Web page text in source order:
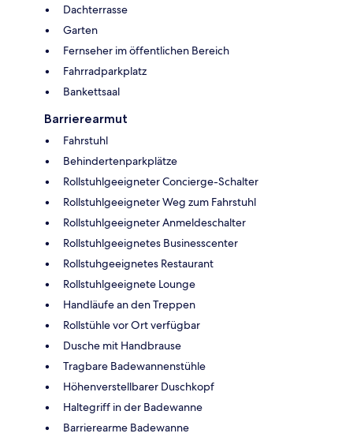
Dachterrasse
Garten
Fernseher im öffentlichen Bereich
Fahrradparkplatz
Bankettsaal
Barrierearmut
Fahrstuhl
Behindertenparkplätze
Rollstuhlgeeigneter Concierge-Schalter
Rollstuhlgeeigneter Weg zum Fahrstuhl
Rollstuhlgeeigneter Anmeldeschalter
Rollstuhlgeeignetes Businesscenter
Rollstuhgeeignetes Restaurant
Rollstuhlgeeignete Lounge
Handläufe an den Treppen
Rollstühle vor Ort verfügbar
Dusche mit Handbrause
Tragbare Badewannenstühle
Höhenverstellbarer Duschkopf
Haltegriff in der Badewanne
Barrierearme Badewanne